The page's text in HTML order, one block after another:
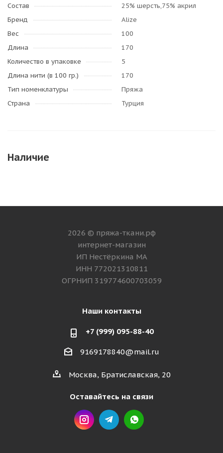
Состав
25% шерсть,75% акрил
Бренд
Alize
Вес
100
Длина
170
Количество в упаковке
5
Длина нити (в 100 гр.)
170
Тип номенклатуры
Пряжа
Страна
Турция
Наличие
2026 © пряжа-ткани.рф
интернет-магазин
ИП Нестёркина МА
ИНН 772021310811
ОГРНИП 319774600703059
Наши контакты
+7 (999) 095-88-40
9169178840@mail.ru
Москва, Братиславская, 20
Оставайтесь на связи